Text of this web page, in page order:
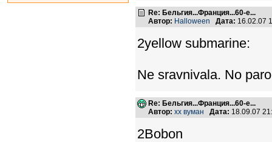
Re: Бельгия...Франция...60-е...
Автор: Halloween Дата: 16.02.07
2yellow submarine:
Ne sravnivala. No
Re: Бельгия...Франция...60-е...
Автор: хх вуман Дата: 18.09.07
2Bobon